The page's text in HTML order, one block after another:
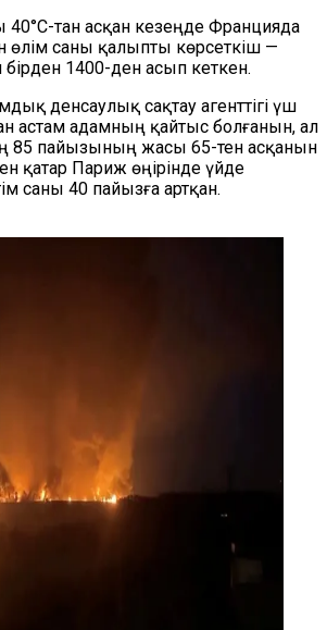
40°C-тан асқан кезеңде Францияда
өлім саны қалыпты көрсеткіш —
1400-ден асып кеткен.
денсаулық сақтау агенттігі үш
астам адамның қайтыс болғанын, ал
85 пайызының жасы 65-тен асқанын
қатар Париж өңірінде үйде
саны 40 пайызға артқан.